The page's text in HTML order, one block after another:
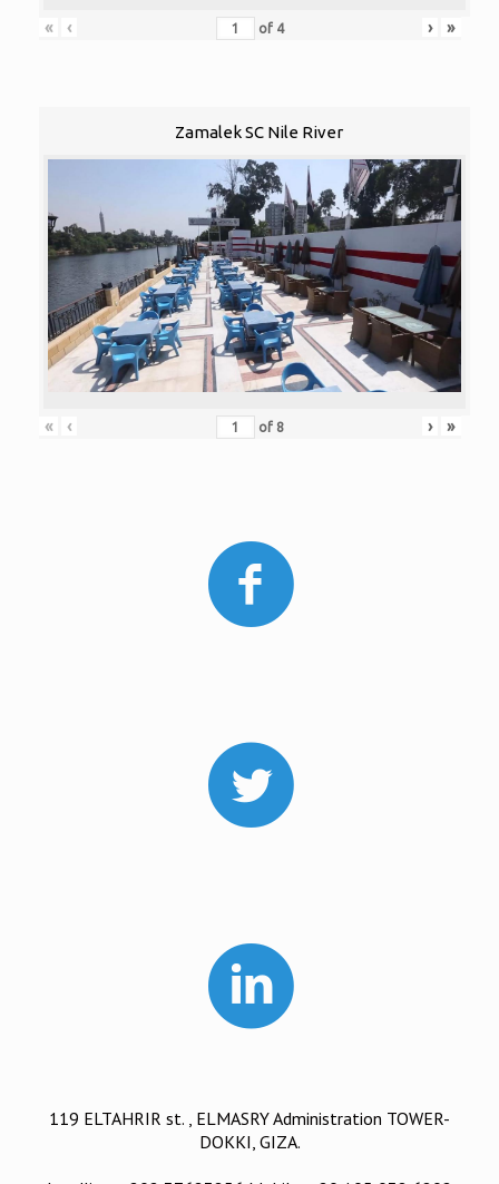
« ‹ of 4 › »
Zamalek SC Nile River
« ‹ of 8 › »
119 ELTAHRIR st. , ELMASRY Administration TOWER-
DOKKI, GIZA.